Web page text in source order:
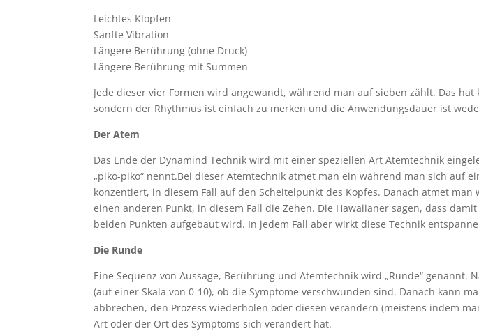
Leichtes Klopfen
Sanfte Vibration
Längere Berührung (ohne Druck)
Längere Berührung mit Summen
Jede dieser vier Formen wird angewandt, während man auf sieben zählt. Das hat
sondern der Rhythmus ist einfach zu merken und die Anwendungsdauer ist
Der Atem
Das Ende der Dynamind Technik wird mit einer speziellen Art Atemtechnik
„piko-piko“ nennt.Bei dieser Atemtechnik atmet man ein während man sich auf
konzentiert, in diesem Fall auf den Scheitelpunkt des Kopfes. Danach atmet
einen anderen Punkt, in diesem Fall die Zehen. Die Hawaiianer sagen, dass
beiden Punkten aufgebaut wird. In jedem Fall aber wirkt diese Technik
Die Runde
Eine Sequenz von Aussage, Berührung und Atemtechnik wird „Runde“ genannt.
(auf einer Skala von 0-10), ob die Symptome verschwunden sind. Danach kann
abbrechen, den Prozess wiederholen oder diesen verändern (meistens indem
Art oder der Ort des Symptoms sich verändert hat.